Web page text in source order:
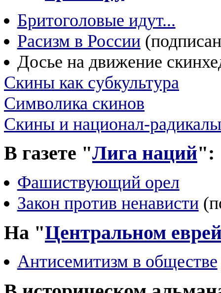
Бритоголовые идут...
Расизм в России
Досье на движение
Скины как субкультура
Символика скинов
Скины и национал-радикалы
В газете "Лига наций":
Фашиствующий орел
Закон против ненависти
На "Центральном
Антисемитизм в обществе